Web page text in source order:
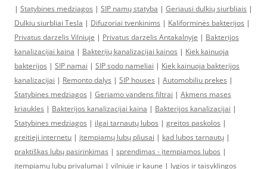
| Statybines medziagos | SIP namų statyba | Geriausi dulkių siurbliais |
Dulkiu siurbliai Tesla | Difuzoriai tvenkinims | Kaliforminės bakterijos |
Privatus darzelis Vilniuje | Privatus darzelis Antakalnyje | Bakterijos
kanalizacijai kaina | Bakterijų kanalizacijai kainos | Kiek kainuoja
bakterijos | SIP namai | SIP sodo nameliai | Kiek kainuoja bakterijos
kanalizacijai | Remonto dalys | SIP houses | Automobiliu prekes |
Statybines medziagos | Geriamo vandens filtrai | Akmens mases
kriaukles | Bakterijos kanalizacijai kaina | Bakterijos kanalizacijai |
Statybines medziagos | ilgai tarnautų lubos | greitos paskolos |
greitieji internetu | įtempiamų lubų pliusai | kad lubos tarnautų |
praktiškas lubų pasirinkimas | sprendimas - įtempiamos lubos |
įtempiamų lubų privalumai | vilniuje ir kaune | lygios ir taisyklingos